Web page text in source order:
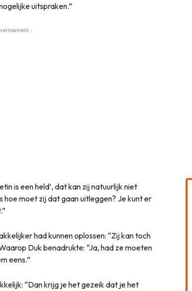
uitspraken.”
-
is een held’, dat kan zij natuurlijk niet
hoe moet zij dat gaan uitleggen? Je kunt er
had kunnen oplossen: “Zij kan toch
Duk benadrukte: “Ja, had ze moeten
eens.”
“Dan krijg je het gezeik dat je het